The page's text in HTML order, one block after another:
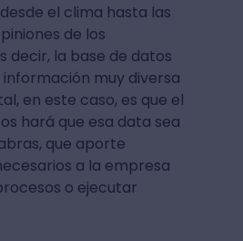
el clima hasta las
de los
decir, la base de datos
muy diversa
en este caso, es que el
hará que esa data sea
que aporte
a la empresa
o ejecutar